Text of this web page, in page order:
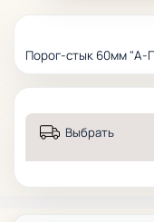
Порог-стык 60мм "А-
Выбрать